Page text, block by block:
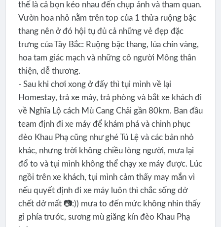
thế là cả bọn kéo nhau đến chụp ảnh và tham quan.
Vườn hoa nhỏ nằm trên top của 1 thửa ruộng bậc
thang nên ở đó hội tụ đủ cả những vẻ đẹp đặc
trưng của Tây Bắc: Ruộng bậc thang, lúa chín vàng,
hoa tam giác mạch và những cô người Mông thân
thiện, dễ thương.
- Sau khi chơi xong ở đấy thì tụi mình về lại
Homestay, trả xe máy, trả phòng và bắt xe khách đi
về Nghĩa Lộ cách Mù Cang Chải gần 80km. Ban đầu
team định đi xe máy để khám phá và chinh phục
đèo Khau Phạ cũng như ghé Tú Lệ và các bản nhỏ
khác, nhưng trời không chiều lòng người, mưa lại
đổ to và tụi mình không thể chạy xe máy được. Lúc
ngồi trên xe khách, tụi mình cảm thấy may mắn vì
nếu quyết định đi xe máy luôn thì chắc sống dở
chết dở mất 📷:)) mưa to đến mức không nhìn thấy
gì phía trước, sương mù giăng kín đèo Khau Phạ